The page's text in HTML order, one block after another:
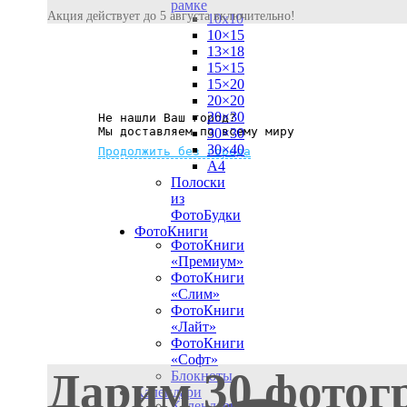
Не нашли Ваш город?
Мы доставляем по всему миру
Продолжить без города
рамке
10х10
10×15
13×18
15×15
15×20
20×20
20×30
30×30
30×40
A4
Полоски
из
ФотоБудки
ФотоКниги
ФотоКниги
«Премиум»
ФотоКниги
«Слим»
ФотоКниги
«Лайт»
ФотоКниги
«Софт»
Блокноты
Календари
Акция действует до 5 августа включительно!
Дарим 30